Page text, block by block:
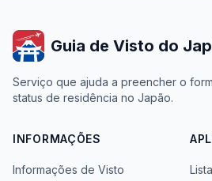
Guia de Visto do
Serviço que ajuda a preencher o
status de residência no Japão.
INFORMAÇÕES
Informações de Visto